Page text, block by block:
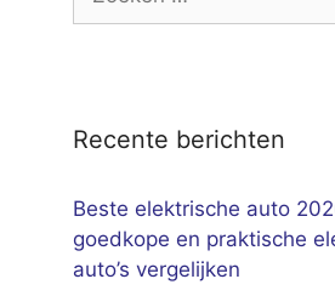
Recente berichten
Beste elektrische auto
goedkope en praktische
auto’s vergelijken